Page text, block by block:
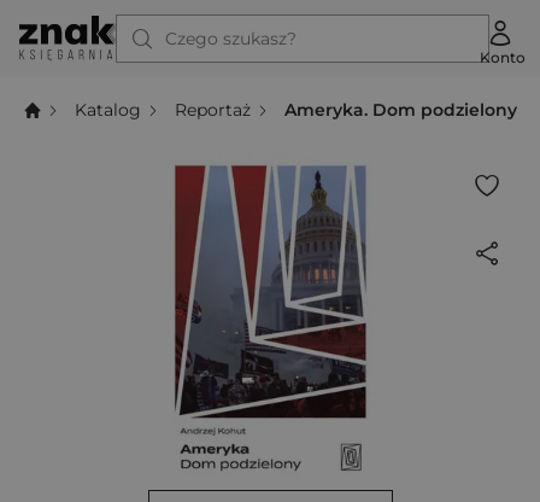
Czego szukasz?
Konto
Katalog Reportaż Ameryka. Dom podzielony